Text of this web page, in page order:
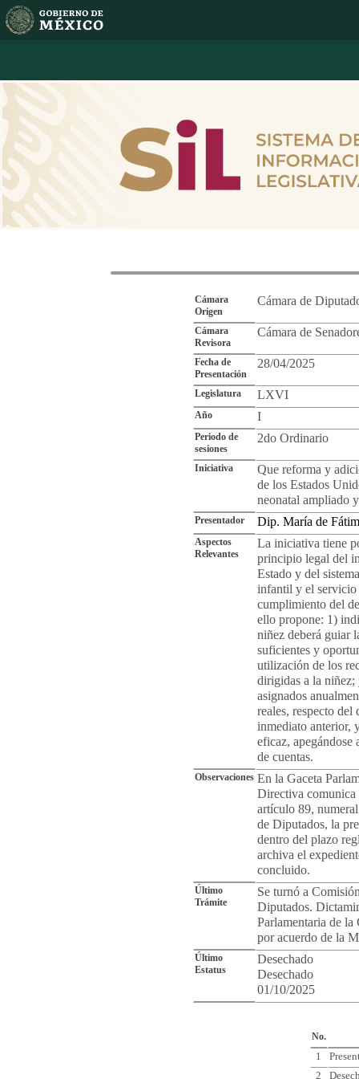
Cámara
Origen
Cámara de
Cámara
Revisora
Cámara de
Fecha de
Presentación
28/04/2025
Legislatura LXVI
Año I
Periodo de
sesiones
2do Ordinario
Iniciativa
Que reforma y
de los Estados
neonatal ampliado
Presentador Dip. María de
Aspectos
Relevantes
La iniciativa tiene
principio legal del
Estado y del
infantil y el servicio
cumplimiento del
ello propone: 1)
niñez deberá guiar
suficientes y
utilización de los
dirigidas a la niñez;
asignados
reales, respecto del
inmediato anterior,
eficaz,
de cuentas.
Observaciones En la Gaceta
Directiva comunica
artículo 89,
de Diputados, la
dentro del plazo
archiva el
concluido.
Último
Trámite
Se turnó a
Diputados.
Parlamentaria de
por acuerdo de la
Último
Estatus
Desechado
Desechado
01/10/2025
No.
1
2